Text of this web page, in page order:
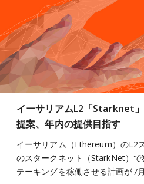
イーサリアムL2「Starknet
提案、年内の提供目指す
イーサリアム（Ethereum）のL2
のスタークネット（StarkNet）で
テーキングを稼働させる計画が7